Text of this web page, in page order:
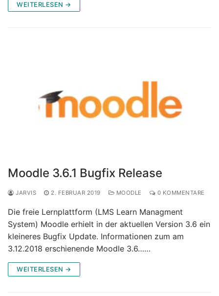
WEITERLESEN →
Moodle 3.6.1 Bugfix Release
JARVIS 2. FEBRUAR 2019 MOODLE 0 KOMMENTARE
Die freie Lernplattform (LMS Learn Managment
System) Moodle erhielt in der aktuellen Version 3.6 ein
kleineres Bugfix Update. Informationen zum am
3.12.2018 erschienende Moodle 3.6……
WEITERLESEN →